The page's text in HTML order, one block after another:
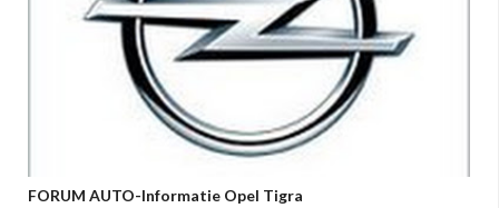
FORUM AUTO-Informatie Opel Tigra